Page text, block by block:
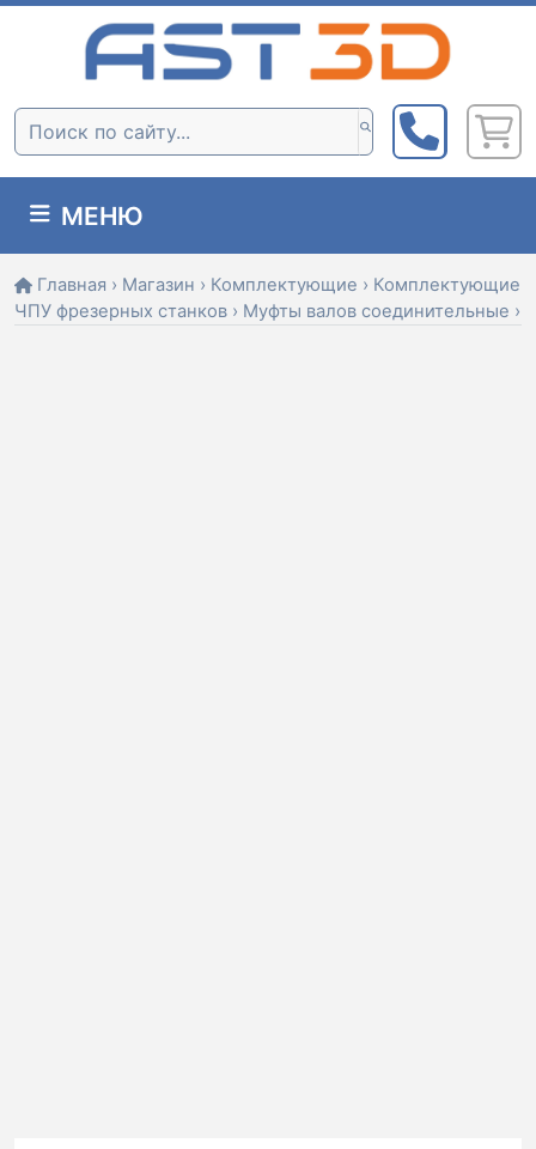
Skip
Поиск:
МЕНЮ
Главная › Магазин › Комплектующие › Комплектующие
ЧПУ фрезерных станков › Муфты валов соединительные ›